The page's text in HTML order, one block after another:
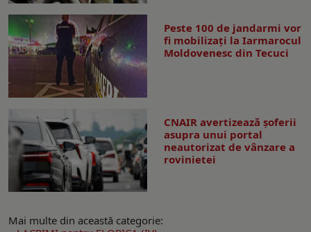
Peste 100 de jandarmi vor
fi mobilizați la Iarmarocul
Moldovenesc din Tecuci
CNAIR avertizează șoferii
asupra unui portal
neautorizat de vânzare a
rovinietei
Mai multe din această categorie: